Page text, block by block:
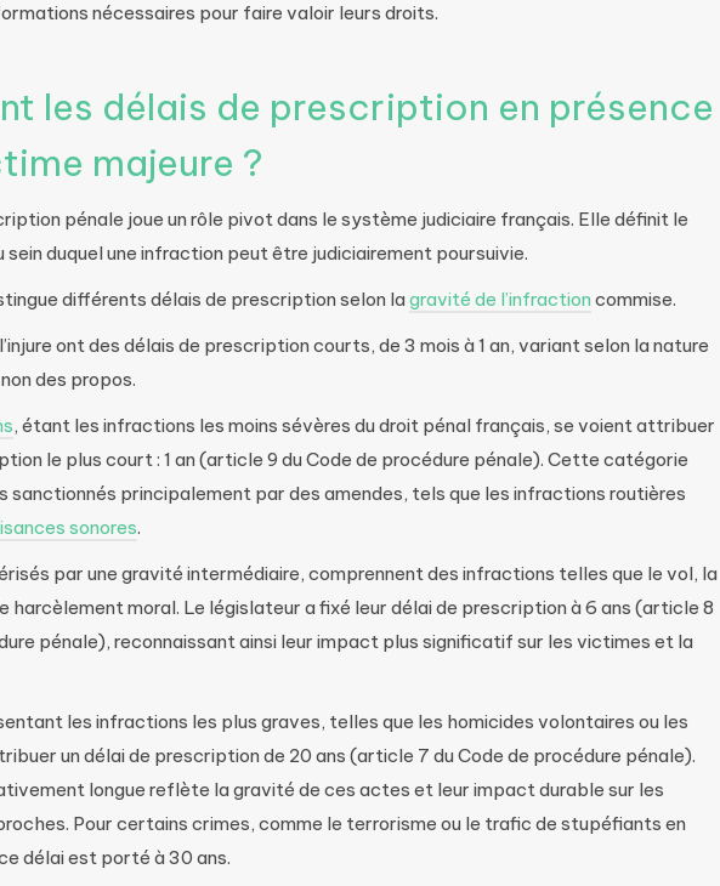
nécessaires pour faire valoir leurs droits.
les délais de prescription en présence
majeure ?
pénale joue un rôle pivot dans le système judiciaire français. Elle définit le
duquel une infraction peut être judiciairement poursuivie.
différents délais de prescription selon la gravité de l’infraction commise.
ont des délais de prescription courts, de 3 mois à 1 an, variant selon la nature
des propos.
, étant les infractions les moins sévères du droit pénal français, se voient attribuer
le plus court : 1 an (article 9 du Code de procédure pénale). Cette catégorie
sanctionnés principalement par des amendes, tels que les infractions routières
sonores.
par une gravité intermédiaire, comprennent des infractions telles que le vol, la
harcèlement moral. Le législateur a fixé leur délai de prescription à 6 ans (article 8
pénale), reconnaissant ainsi leur impact plus significatif sur les victimes et la
les infractions les plus graves, telles que les homicides volontaires ou les
un délai de prescription de 20 ans (article 7 du Code de procédure pénale).
longue reflète la gravité de ces actes et leur impact durable sur les
Pour certains crimes, comme le terrorisme ou le trafic de stupéfiants en
délai est porté à 30 ans.